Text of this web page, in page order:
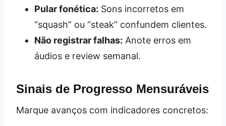
Pular fonética: Sons incorretos em
“squash” ou “steak” confundem clientes.
Não registrar falhas: Anote erros em
áudios e review semanal.
Sinais de Progresso Mensuráveis
Marque avanços com indicadores concretos: